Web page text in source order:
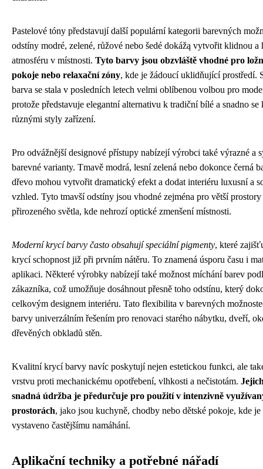
Pastelové tóny představují další populární kategorii barevných
odstíny modré, zelené, růžové nebo šedé dokážą vytvořit klidnou a
atmosféru v místnosti. Tyto barvy jsou obzvláště vhodné pro
pokoje nebo relaxační zóny, kde je žádoucí uklidňující prostředí.
barva se stala v posledních letech velmi oblíbenou volbou pro
protože představuje elegantní alternativu k tradiční bílé a snadno se
různými styly zařízení.
Pro odvážnější designové přístupy nabízejí výrobci také výrazné a
barevné varianty. Tmavě modrá, lesní zelená nebo dokonce černá
dřevo mohou vytvořit dramatický efekt a dodat interiéru luxusní a
vzhled. Tyto tmavší odstíny jsou vhodné zejména pro větší prostory
přirozeného světla, kde nehrozí optické zmenšení místnosti.
Moderní krycí barvy často obsahují speciální pigmenty, které
krycí schopnost již při prvním nátěru. To znamená úsporu času i
aplikaci. Některé výrobky nabízejí také možnost míchání barev
zákazníka, což umožňuje dosáhnout přesně toho odstínu, který
celkovým designem interiéru. Tato flexibilita v barevných
barvy univerzálním řešením pro renovaci starého nábytku, dveří,
dřevěných obkladů stěn.
Kvalitní krycí barvy navíc poskytují nejen estetickou funkci, ale
vrstvu proti mechanickému opotřebení, vlhkosti a nečistotám.
snadná údržba je předurčuje pro použití v intenzivně
prostorách, jako jsou kuchyně, chodby nebo dětské pokoje, kde je
vystaveno častějšímu namáhání.
Aplikační techniky a potřebné nářadí